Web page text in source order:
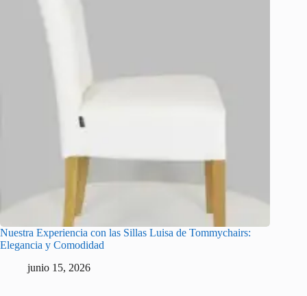
Nuestra Experiencia con las Sillas Luisa de Tommychairs:
Elegancia y Comodidad
junio 15, 2026